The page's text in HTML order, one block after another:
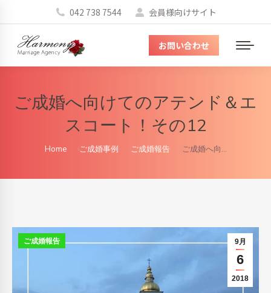
042 738 7544 会員様向けサイト
メ
ニ
ー
お問い合わせ
ご成婚へ向けてのアテンド＆エ
スコート！その12
You are here:
Home ご成婚事例 ご成婚報告 ご成婚へ向…
9月
6
2018
ご成婚報告